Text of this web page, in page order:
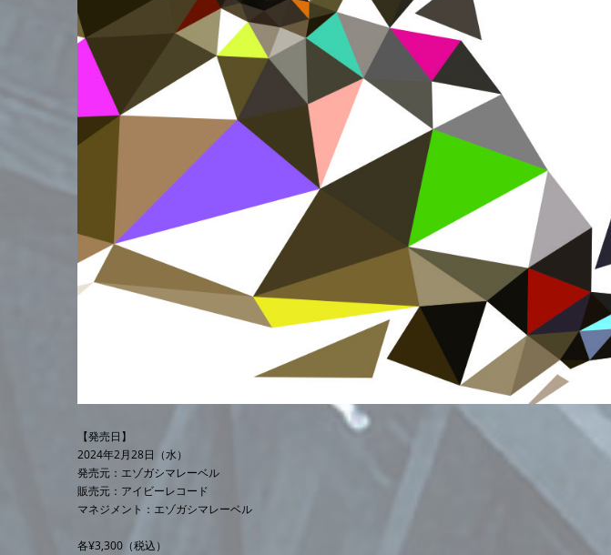
【発売日】
2024年2月28日（水）
発売元：エゾガシマレーベル
販売元：アイビーレコード
マネジメント：エゾガシマレーベル
各¥3,300（税込）